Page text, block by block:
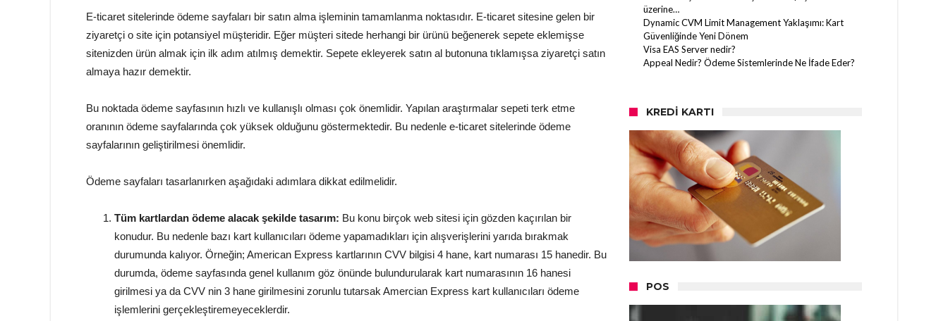
E-ticaret sitelerinde ödeme sayfaları bir satın alma işleminin tamamlanma noktasıdır. E-ticaret sitesine gelen bir
ziyaretçi o site için potansiyel müşteridir. Eğer müşteri sitede herhangi bir ürünü beğenerek sepete eklemişse
sitenizden ürün almak için ilk adım atılmış demektir. Sepete ekleyerek satın al butonuna tıklamışsa ziyaretçi satın
almaya hazır demektir.
Bu noktada ödeme sayfasının hızlı ve kullanışlı olması çok önemlidir. Yapılan araştırmalar sepeti terk etme
oranının ödeme sayfalarında çok yüksek olduğunu göstermektedir. Bu nedenle e-ticaret sitelerinde ödeme
sayfalarının geliştirilmesi önemlidir.
Ödeme sayfaları tasarlanırken aşağıdaki adımlara dikkat edilmelidir.
Tüm kartlardan ödeme alacak şekilde tasarım: Bu konu birçok web sitesi için gözden kaçırılan bir
konudur. Bu nedenle bazı kart kullanıcıları ödeme yapamadıkları için alışverişlerini yarıda bırakmak
durumunda kalıyor. Örneğin; American Express kartlarının CVV bilgisi 4 hane, kart numarası 15 hanedir. Bu
durumda, ödeme sayfasında genel kullanım göz önünde bulundurularak kart numarasının 16 hanesi
girilmesi ya da CVV nin 3 hane girilmesini zorunlu tutarsak Amercian Express kart kullanıcıları ödeme
işlemlerini gerçekleştiremeyeceklerdir.
üzerine…
Dynamic CVM Limit Management Yaklaşımı: Kart
Güvenliğinde Yeni Dönem
Visa EAS Server nedir?
Appeal Nedir? Ödeme Sistemlerinde Ne İfade Eder?
KREDI KARTI
POS